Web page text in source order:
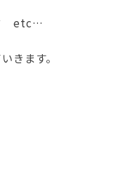
etc…
きます。